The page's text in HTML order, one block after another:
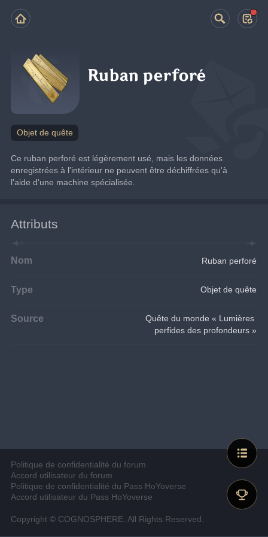
Ruban perforé
Objet de quête
Ce ruban perforé est légèrement usé, mais les données
enregistrées à l'intérieur ne peuvent être déchiffrées qu'à
l'aide d'une machine spécialisée.
Attributs
Nom Ruban perforé
Type Objet de quête
Source
Quête du monde « Lumières
perfides des profondeurs »
Politique de confidentialité du forum
Accord utilisateur du forum
Politique de confidentialité du Pass HoYoverse
Accord utilisateur du Pass HoYoverse
Copyright © COGNOSPHERE. All Rights Reserved.